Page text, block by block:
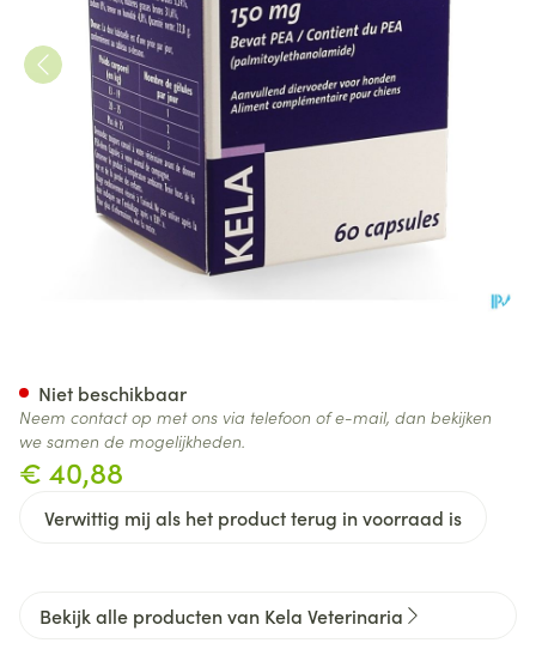
€ 40,88
Verwittig mij als het product terug in voorraad is
Niet beschikbaar
Neem contact op met ons via telefoon of e-mail, dan bekijken
we samen de mogelijkheden.
Bekijk alle producten van Kela Veterinaria